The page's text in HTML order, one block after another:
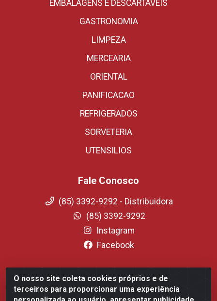
O nosso site coleta cookies próprios e de
terceiros para proporcionar uma experiência
EMBALAGENS E DESCARTAVEIS
GASTRONOMIA
LIMPEZA
MERCEARIA
ORIENTAL
PANIFICACAO
REFRIGERADOS
SORVETERIA
UTENSILIOS
Fale Conosco
(85) 3392-9292 - Distribuidora
(85) 3392-9292
Instagram
Facebook
Fortali Distribuidora de Alimentos LTDA - Avenida
Tomaz Coelho, 1268 - Messejana, Fortaleza/CE - CEP